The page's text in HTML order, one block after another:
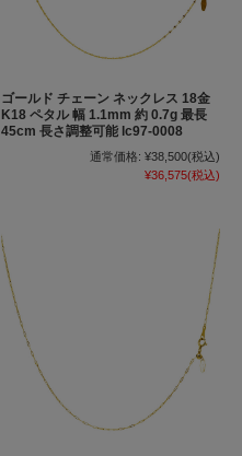
ゴールド チェーン ネックレス 18金
K18 ペタル 幅 1.1mm 約 0.7g 最長
45cm 長さ調整可能 lc97-0008
通常価格: ¥38,500(税込)
¥36,575(税込)